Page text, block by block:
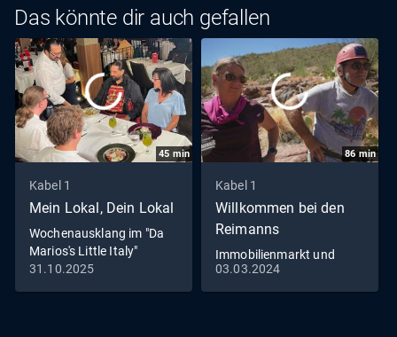
Das könnte dir auch gefallen
45 min
Kabel 1
Mein Lokal, Dein Lokal
Wochenausklang im "Da
Marios's Little Italy"
31.10.2025
86 min
Kabel 1
Willkommen bei den
Reimanns
Immobilienmarkt und
Romantik pur - Die
Reimanns erneuern ihr
03.03.2024